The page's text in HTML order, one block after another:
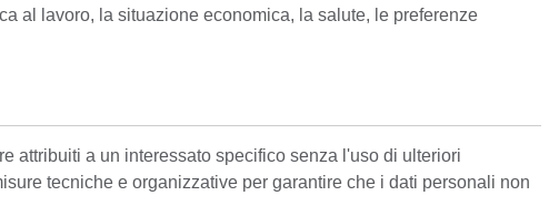
al lavoro, la situazione economica, la salute, le preferenze
attribuiti a un interessato specifico senza l'uso di ulteriori
tecniche e organizzative per garantire che i dati personali non